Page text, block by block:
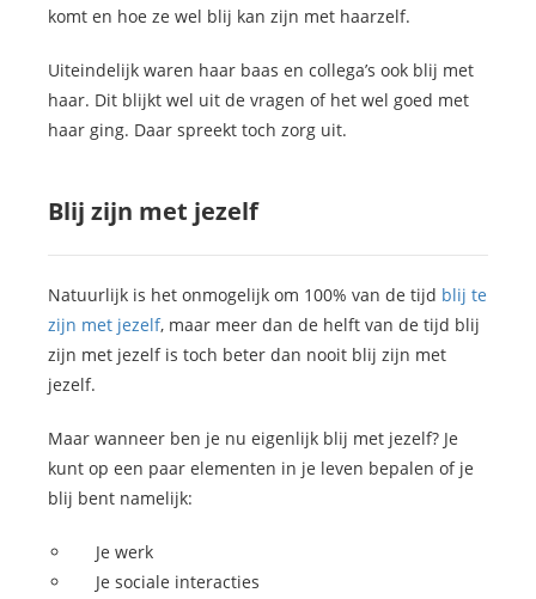
komt en hoe ze wel blij kan zijn met haarzelf.
Uiteindelijk waren haar baas en collega’s ook blij met
haar. Dit blijkt wel uit de vragen of het wel goed met
haar ging. Daar spreekt toch zorg uit.
Blij zijn met jezelf
Natuurlijk is het onmogelijk om 100% van de tijd blij te
zijn met jezelf, maar meer dan de helft van de tijd blij
zijn met jezelf is toch beter dan nooit blij zijn met
jezelf.
Maar wanneer ben je nu eigenlijk blij met jezelf? Je
kunt op een paar elementen in je leven bepalen of je
blij bent namelijk:
Je werk
Je sociale interacties